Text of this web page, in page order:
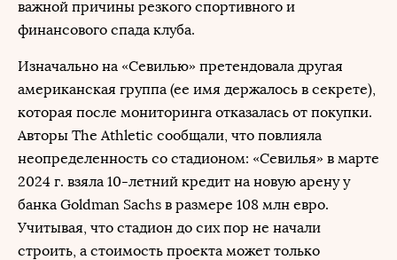
важной причины резкого спортивного и
финансового спада клуба.
Изначально на «Севилью» претендовала другая
американская группа (ее имя держалось в секрете),
которая после мониторинга отказалась от покупки.
Авторы The Athletic сообщали, что повлияла
неопределенность со стадионом: «Севилья» в марте
2024 г. взяла 10-летний кредит на новую арену у
банка Goldman Sachs в размере 108 млн евро.
Учитывая, что стадион до сих пор не начали
строить, а стоимость проекта может только